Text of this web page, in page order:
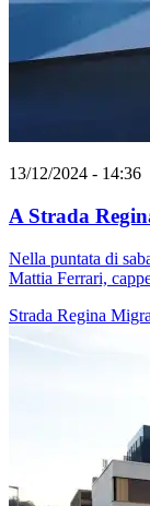
13/12/2024 - 14:36
A Strada
Nella puntata di
Mattia Ferrari,
Strada Regina